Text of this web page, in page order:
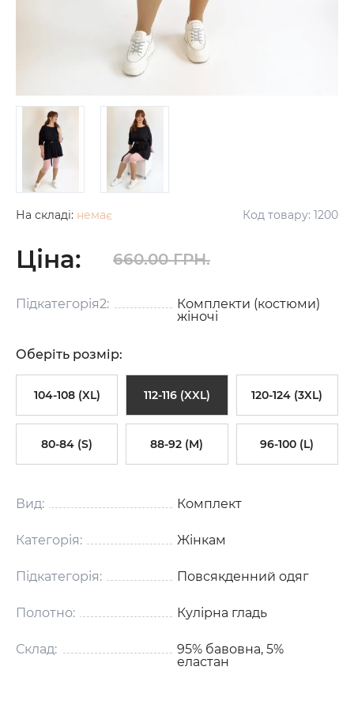
На складі: немає Код товару: 1200
Ціна: 660.00 ГРН.
Підкатегорія2:
Комплекти (костюми)
жіночі
Оберіть розмір:
104-108 (XL) 112-116 (XXL) 120-124 (3XL)
80-84 (S) 88-92 (M) 96-100 (L)
Вид: Комплект
Категорія: Жінкам
Підкатегорія: Повсякденний одяг
Полотно: Кулірна гладь
Склад:
95% бавовна, 5%
еластан